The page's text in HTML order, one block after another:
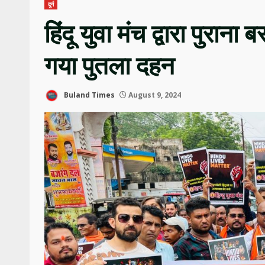
दुर्ग
हिंदू युवा मंच द्वारा
गया पुतला दहन
Buland Times August 9, 2024